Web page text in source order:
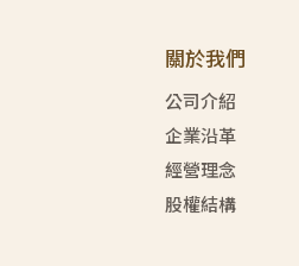
關於我們
公司介紹
企業沿革
經營理念
股權結構